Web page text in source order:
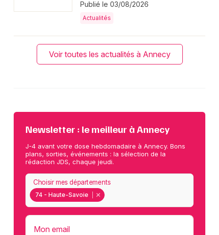
Publié le 03/08/2026
Actualités
Voir toutes les actualités à Annecy
Newsletter : le meilleur à Annecy
J-4 avant votre dose hebdomadaire à Annecy. Bons
plans, sorties, événements : la sélection de la
rédaction JDS, chaque jeudi.
74 - Haute-Savoie
Choisir mes départements
Mon email